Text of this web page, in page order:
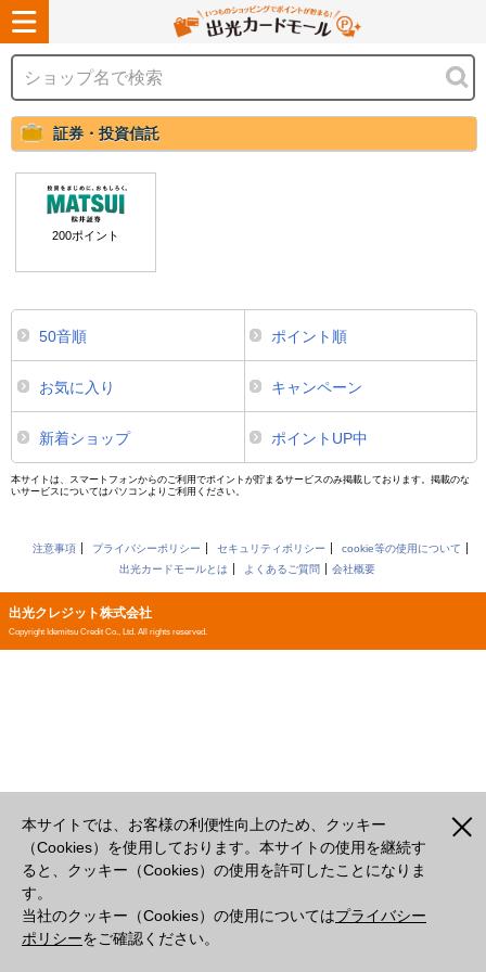
本サイトでは、お客様の利便性向上のため、クッキー
（Cookies）を使用しております。本サイトの使用を継続す
ると、クッキー（Cookies）の使用を許可したことになりま
す。
当社のクッキー（Cookies）の使用についてはプライバシー
ポリシーをご確認ください。
証券・投資信託
200ポイント
50音順 ポイント順
お気に入り キャンペーン
新着ショップ ポイントUP中
本サイトは、スマートフォンからのご利用でポイントが貯まるサービスのみ掲載しております。掲載のな
いサービスについてはパソコンよりご利用ください。
注意事項 プライバシーポリシー セキュリティポリシー
cookie等の使用について
出光カードモールとは
よくあるご質問 会社概要
出光クレジット株式会社
Copyright Idemitsu Credit Co., Ltd. All rights reserved.